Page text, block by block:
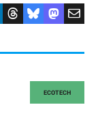
ECOTECH